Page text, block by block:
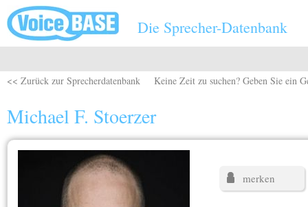
Direkt zum Inhalt
Die Sprecher-Datenbank
<< Zurück zur Sprecherdatenbank Keine Zeit zu suchen? Geben Sie ein
Michael F. Stoerzer
merken